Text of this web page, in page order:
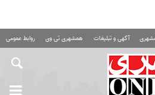
آگهی و تبلیغات همشهری تی وی روابط عمومی